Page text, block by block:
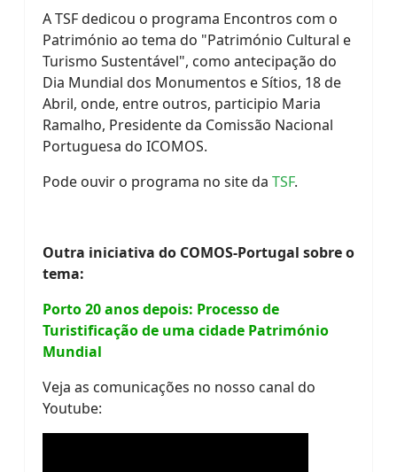
A TSF dedicou o programa Encontros com o
Património ao tema do "Património Cultural e
Turismo Sustentável", como antecipação do
Dia Mundial dos Monumentos e Sítios, 18 de
Abril, onde, entre outros, participio Maria
Ramalho, Presidente da Comissão Nacional
Portuguesa do ICOMOS.
Pode ouvir o programa no site da TSF.
Outra iniciativa do COMOS-Portugal sobre o
tema:
Porto 20 anos depois: Processo de
Turistificação de uma cidade Património
Mundial
Veja as comunicações no nosso canal do
Youtube: